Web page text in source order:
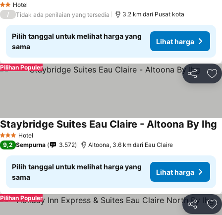
2 Bintang
Hotel
/ Tidak ada penilaian yang tersedia 3.2 km dari Pusat kota
Pilih tanggal untuk melihat harga yang
sama
Lihat harga
Bagikan
Pilihan Populer
3 BintangHotel
Staybridge Suites Eau Claire - Altoona By Ihg
9,2 Sempurna 3.572 Altoona, 3.6 km dari Eau Claire
Pilih tanggal untuk melihat harga yang
sama
Lihat harga
Bagikan
Pilihan Populer